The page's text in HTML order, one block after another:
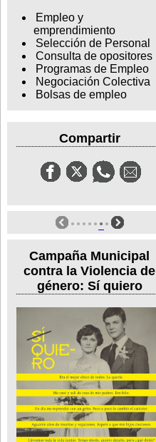
Empleo y
emprendimiento
Selección de Personal
Consulta de opositores
Programas de Empleo
Negociación Colectiva
Bolsas de empleo
Compartir
Campaña Municipal
contra la Violencia de
género: Sí quiero